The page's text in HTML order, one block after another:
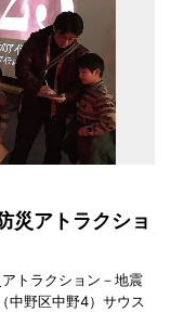
災アトラクショ
トラクション－地震
中野区中野4）サウス